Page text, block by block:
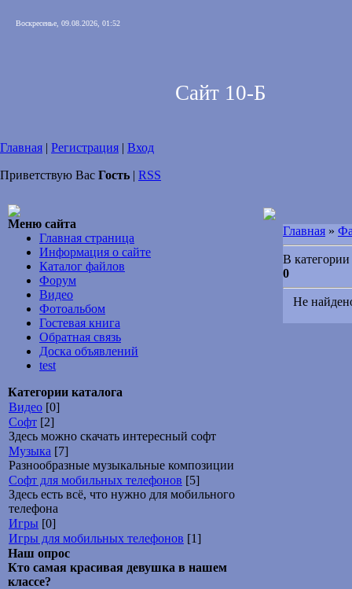
Воскресенье, 09.08.2026, 01:52
Сайт 10-Б
Главная | Регистрация | Вход
Приветствую Вас Гость | RSS
Меню сайта
Главная страница
Информация о сайте
Каталог файлов
Форум
Видео
Фотоальбом
Гостевая книга
Обратная связь
Доска объявлений
test
Категории каталога
Видео [0]
Софт [2]
Здесь можно скачать интересный софт
Музыка [7]
Разнообразные музыкальные композиции
Софт для мобильных телефонов [5]
Здесь есть всё, что нужно для мобильного
телефона
Игры [0]
Игры для мобильных телефонов [1]
Наш опрос
Кто самая красивая девушка в нашем
классе?
Главная »
В
0
Не